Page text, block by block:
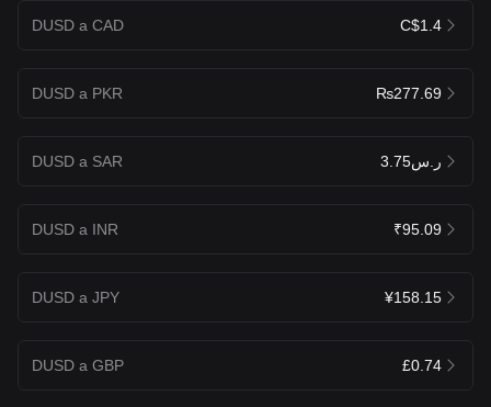
DUSD a CAD C$1.4
DUSD a PKR ₨277.69
DUSD a SAR ر.س3.75
DUSD a INR ₹95.09
DUSD a JPY ¥158.15
DUSD a GBP £0.74